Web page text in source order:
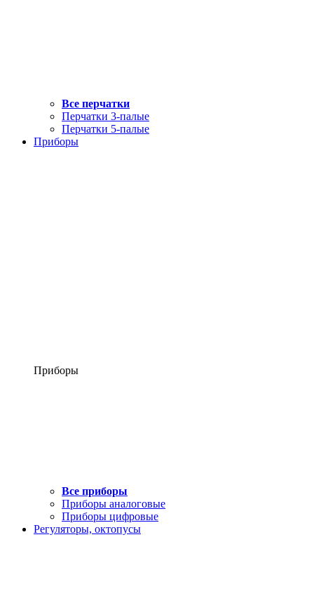
Все перчатки
Перчатки 3-палые
Перчатки 5-палые
Приборы
Приборы
Все приборы
Приборы аналоговые
Приборы цифровые
Регуляторы, октопусы